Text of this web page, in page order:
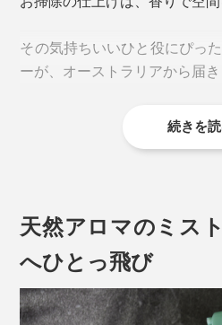
その気持ちいいひと役にぴっ
ーが、オーストラリアから届き
自然味あふれるフレッシュな
続きを
天然アロマのミス
へひとっ飛び